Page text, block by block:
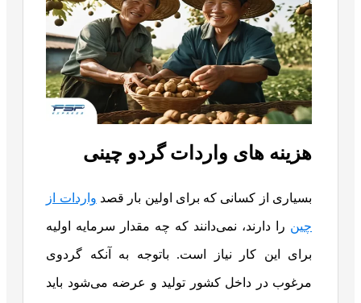
هزینه های واردات گردو چینی
بسیاری از کسانی که برای اولین بار قصد واردات از
چین را دارند، نمی‌دانند که چه مقدار سرمایه اولیه
برای این کار نیاز است. باتوجه به آنکه گردوی
مرغوب در داخل کشور تولید و عرضه می‌شود باید